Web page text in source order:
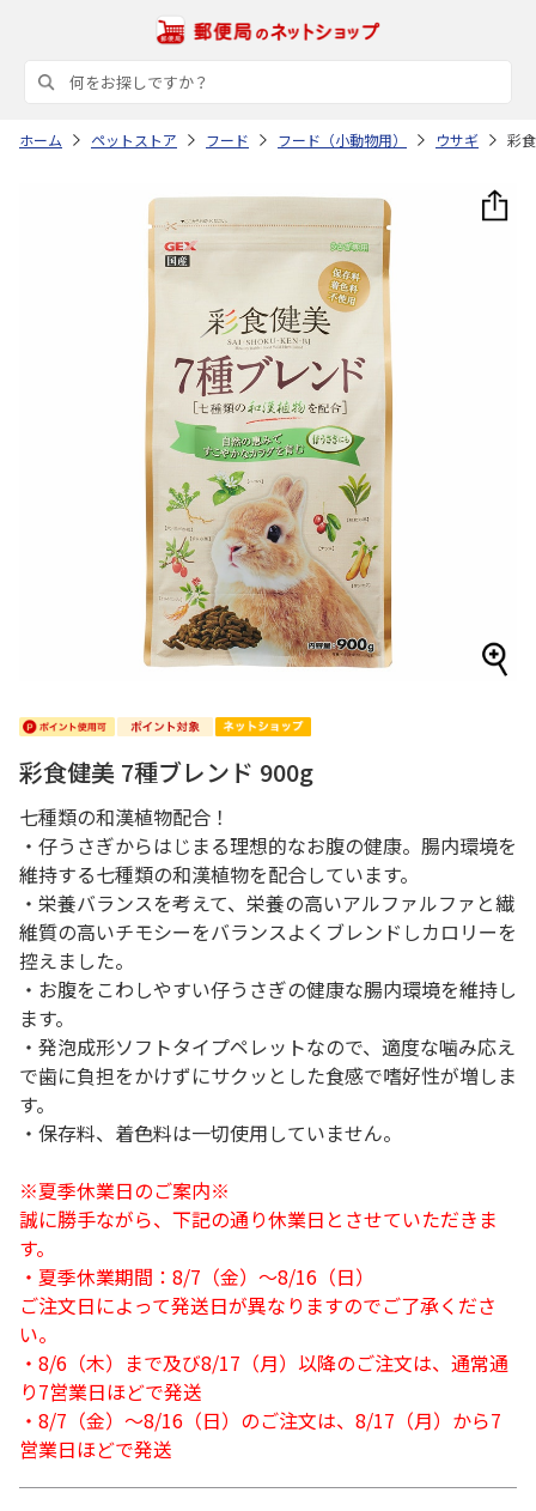
ホーム ペットストア フード フード（小動物用） ウサギ 彩
彩食健美 7種ブレンド 900g
七種類の和漢植物配合！
・仔うさぎからはじまる理想的なお腹の健康。腸内環境を
維持する七種類の和漢植物を配合しています。
・栄養バランスを考えて、栄養の高いアルファルファと繊
維質の高いチモシーをバランスよくブレンドしカロリーを
控えました。
・お腹をこわしやすい仔うさぎの健康な腸内環境を維持し
ます。
・発泡成形ソフトタイプペレットなので、適度な噛み応え
で歯に負担をかけずにサクッとした食感で嗜好性が増しま
す。
・保存料、着色料は一切使用していません。
※夏季休業日のご案内※
誠に勝手ながら、下記の通り休業日とさせていただきま
す。
・夏季休業期間：8/7（金）～8/16（日）
ご注文日によって発送日が異なりますのでご了承くださ
い。
・8/6（木）まで及び8/17（月）以降のご注文は、通常通
り7営業日ほどで発送
・8/7（金）～8/16（日）のご注文は、8/17（月）から7
営業日ほどで発送